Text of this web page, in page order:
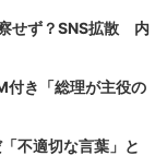
せず？SNS拡散 内
き「総理が主役の
不適切な言葉」と